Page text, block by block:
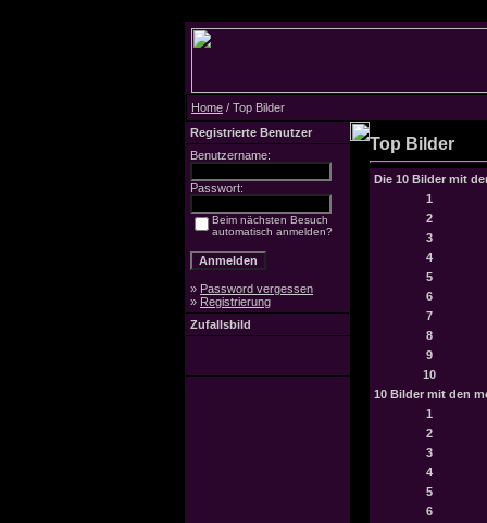
Home / Top Bilder
Registrierte Benutzer
Benutzername:
Passwort:
Beim nächsten Besuch
automatisch anmelden?
» Password vergessen
» Registrierung
Zufallsbild
Top Bilder
Die 10 Bilder mit
1
2
3
4
5
6
7
8
9
10
10 Bilder mit den
1
2
3
4
5
6